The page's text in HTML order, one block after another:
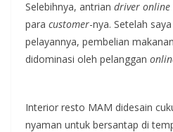
Selebihnya, antrian driver online
para customer-nya. Setelah
pelayannya, pembelian
didominasi oleh pelanggan
Interior resto MAM didesain
nyaman untuk bersantap di